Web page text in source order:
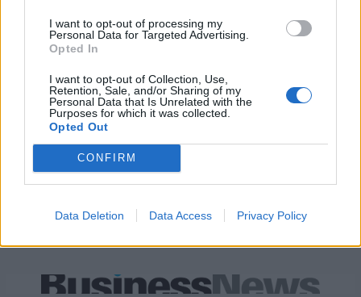
I want to opt-out of processing my
Personal Data for Targeted Advertising.
Opted In
I want to opt-out of Collection, Use,
Retention, Sale, and/or Sharing of my
Personal Data that Is Unrelated with the
Purposes for which it was collected.
Opted Out
CONFIRM
Data Deletion Data Access Privacy Policy
Χρηματοδότηση 8 εκατ. ευρώ
σε 843 μέσα ενημέρωσης-
Ξεκίνησε το πενταετές
εξάμηνο, στα 550 εκατ. ευρώ –
Η Chery επενδύει 75 εκατ. δολάρια στην KG Mobility
18.990 ευρώ
συνεχίζουν μαζί: Ανανέωση της
2028